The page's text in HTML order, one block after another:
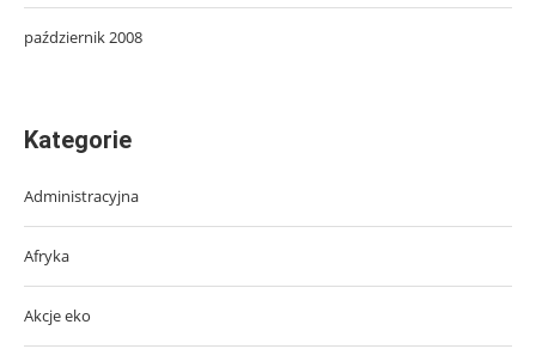
październik 2008
Kategorie
Administracyjna
Afryka
Akcje eko